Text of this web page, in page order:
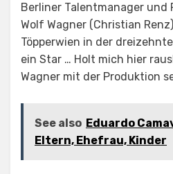
Berliner Talentmanager und
Wolf Wagner (Christian
Töpperwien in der
ein Star … Holt mich hier
Wagner mit der Produktion
See also Eduardo
Eltern, Ehefrau, Kinder